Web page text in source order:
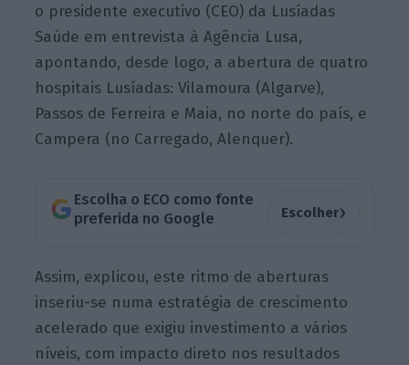
o presidente executivo (CEO) da Lusíadas
Saúde em entrevista à Agência Lusa,
apontando, desde logo, a abertura de quatro
hospitais Lusíadas: Vilamoura (Algarve),
Passos de Ferreira e Maia, no norte do país, e
Campera (no Carregado, Alenquer).
Escolha o ECO como fonte
preferida no Google
Escolher›
Assim, explicou, este ritmo de aberturas
inseriu-se numa estratégia de crescimento
acelerado que exigiu investimento a vários
níveis, com impacto direto nos resultados